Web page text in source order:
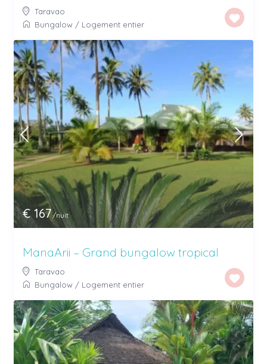
Taravao
Bungalow / Logement entier
€ 167/nuit
ManaArii – Grand bungalow tropical
Taravao
Bungalow / Logement entier